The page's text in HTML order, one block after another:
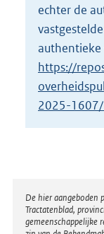
echter de
authentieke
https://
2025-
Disclaimer
De hier aangeboden
Tractatenblad,
gemeenschappelijke